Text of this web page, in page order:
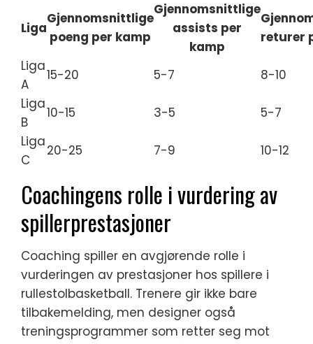
Liga
Gjennomsnittlige
poeng per kamp
Gjennomsnittlige
assists per
kamp
returer
Liga
A
15-20 5-7
8-10
Liga
B
10-15 3-5
5-7
Liga
C
20-25 7-9 10-12
Coachingens rolle i vurdering av
spillerprestasjoner
Coaching spiller en avgjørende rolle i
vurderingen av prestasjoner hos spillere i
rullestolbasketball. Trenere gir ikke bare
tilbakemelding, men designer også
treningsprogrammer som retter seg mot